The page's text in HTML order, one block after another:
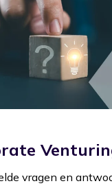
vragen en